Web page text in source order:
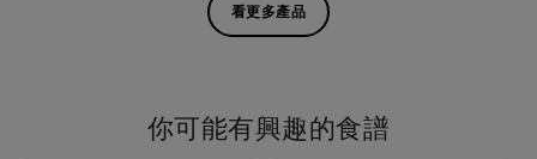
看更多產品
你可能有興趣的食譜